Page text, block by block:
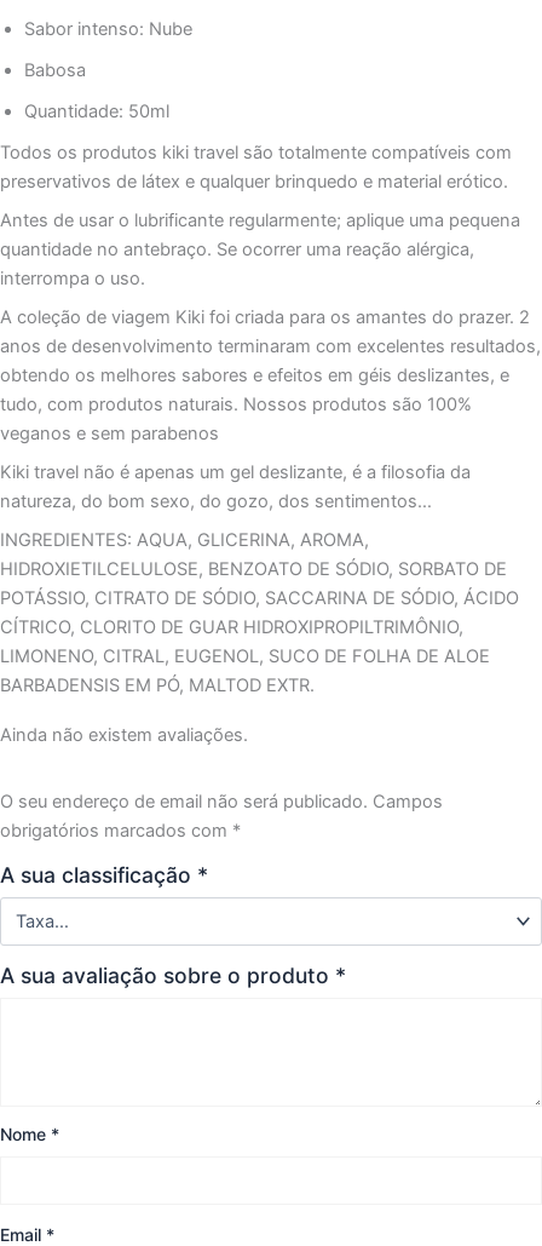
Sabor intenso: Nube
Babosa
Quantidade: 50ml
Todos os produtos kiki travel são totalmente compatíveis com
preservativos de látex e qualquer brinquedo e material erótico.
Antes de usar o lubrificante regularmente; aplique uma pequena
quantidade no antebraço. Se ocorrer uma reação alérgica,
interrompa o uso.
A coleção de viagem Kiki foi criada para os amantes do prazer. 2
anos de desenvolvimento terminaram com excelentes resultados,
obtendo os melhores sabores e efeitos em géis deslizantes, e
tudo, com produtos naturais. Nossos produtos são 100%
veganos e sem parabenos
Kiki travel não é apenas um gel deslizante, é a filosofia da
natureza, do bom sexo, do gozo, dos sentimentos…
INGREDIENTES: AQUA, GLICERINA, AROMA,
HIDROXIETILCELULOSE, BENZOATO DE SÓDIO, SORBATO DE
POTÁSSIO, CITRATO DE SÓDIO, SACCARINA DE SÓDIO, ÁCIDO
CÍTRICO, CLORITO DE GUAR HIDROXIPROPILTRIMÔNIO,
LIMONENO, CITRAL, EUGENOL, SUCO DE FOLHA DE ALOE
BARBADENSIS EM PÓ, MALTOD EXTR.
Ainda não existem avaliações.
O seu endereço de email não será publicado. Campos
obrigatórios marcados com *
A sua classificação *
A sua avaliação sobre o produto *
Nome *
Email *